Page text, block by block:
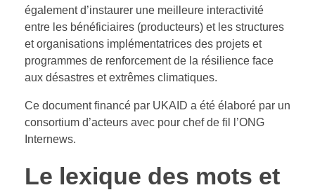
également d’instaurer une meilleure interactivité
entre les bénéficiaires (producteurs) et les structures
et organisations implémentatrices des projets et
programmes de renforcement de la résilience face
aux désastres et extrêmes climatiques.
Ce document financé par UKAID a été élaboré par un
consortium d’acteurs avec pour chef de fil l’ONG
Internews.
Le lexique des mots et